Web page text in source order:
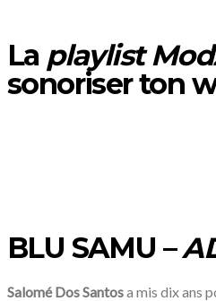
La playlist
sonoriser ton
BLU SAMU –
Salomé Dos Santosa mis dix ans